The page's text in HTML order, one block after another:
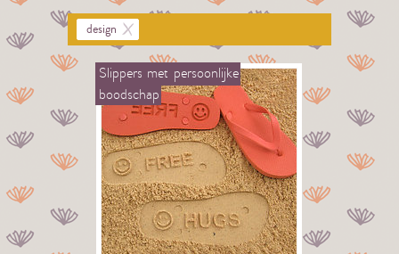
design
Slippers met persoonlijke
boodschap